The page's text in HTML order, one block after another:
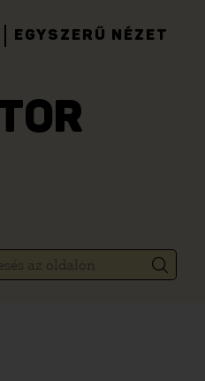
EGYSZERŰ NÉZET